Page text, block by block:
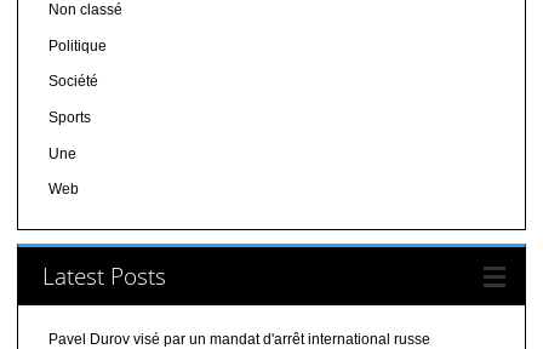
Non classé
Politique
Société
Sports
Une
Web
Latest Posts
Pavel Durov visé par un mandat d'arrêt international russe